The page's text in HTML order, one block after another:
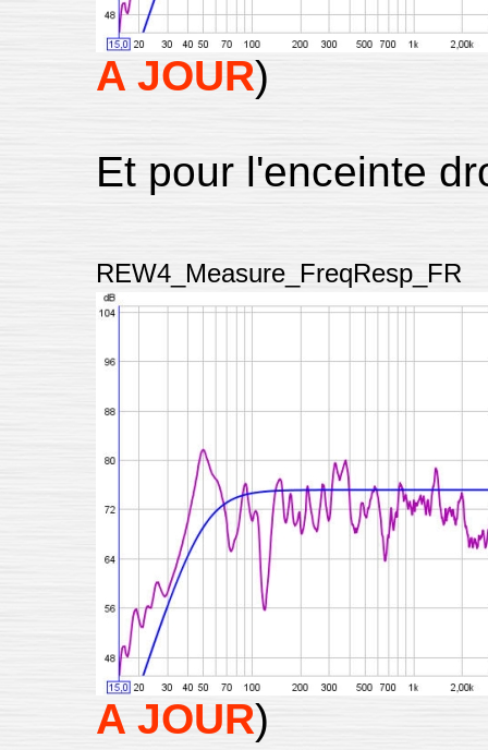
A JOUR)
Et pour l'enceinte
REW4_Measure_FreqResp_FR
A JOUR)